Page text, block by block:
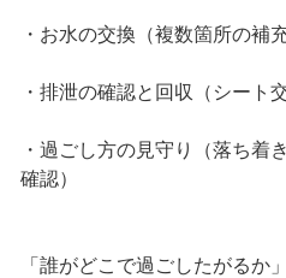
・お水の交換（複数箇所の補
・排泄の確認と回収（シート
・過ごし方の見守り（落ち着
確認）
「誰がどこで過ごしたがるか